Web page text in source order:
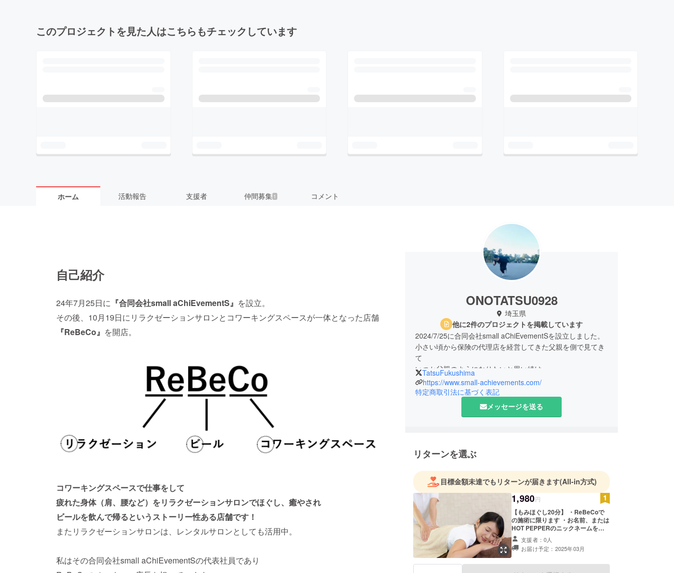
このプロジェクトを見た人はこちらもチェックしています
ホーム 活動報告 支援者 仲間募集 1 コメント
自己紹介
24年7月25日に 『合同会社small aChiEvementS』 を設立。
その後、10月19日にリラクゼーションサロンとコワーキングスペースが一体となった店舗
『ReBeCo』 を開店。
コワーキングスペースで仕事をして
疲れた身体（肩、腰など）をリラクゼーションサロンでほぐし、癒やされ
ビールを飲んで帰るというストーリー性ある店舗です！
またリラクゼーションサロンは、レンタルサロンとしても活用中。
私はその合同会社small aChiEvementSの代表社員であり
ONOTATSU0928
埼玉県
他に2件のプロジェクトを掲載しています
2024/7/25に合同会社small aChiEvementSを設立しました。
小さい頃から保険の代理店を経営してきた父親を側で見てき
て
いつか父親のようになりたいと思い続け
ついに自分で会社を作るところまで来ました。
人生一度きりなので、充実した人生にしたいと思います。
TatsuFukushima
https://www.small-achievements.com/
特定商取引法に基づく表記
メッセージを送る
リターンを選ぶ
目標金額未達でもリターンが届きます(All-in方式)
1,980円
【もみほぐし20分】 ・ReBeCoで
の施術に限ります ・お名前、または
HOT PEPPERのニックネームを備
考欄へご入力下さい ・有効期限：
2025年3月から2025年12月末まで
・法令に基づく医療、診療行為では
支援者：0人
お届け予定：2025年03月